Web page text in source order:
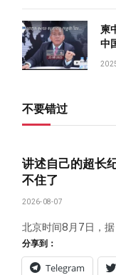
柬
中
不要错过
讲述自己的超长
不住了
2026-08-07
北京时间8月7日，
分享到：
Telegram